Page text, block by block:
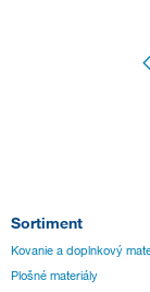
Sortiment
Kovanie a doplnkový
Plošné materiály